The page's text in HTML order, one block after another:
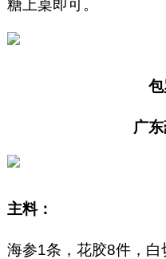
糖上桌即可。
广
主料：
海参1条，花胶8件，